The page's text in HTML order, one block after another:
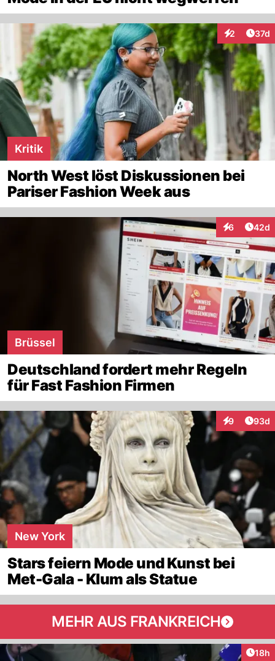
2
Interaktionen
37d
Kritik
North West löst Diskussionen bei
Pariser Fashion Week aus
6
Interaktionen
42d
Brüssel
Deutschland fordert mehr Regeln
für Fast Fashion Firmen
9
Interaktionen
93d
New York
Stars feiern Mode und Kunst bei
Met-Gala - Klum als Statue
MEHR AUS FRANKREICH
18h